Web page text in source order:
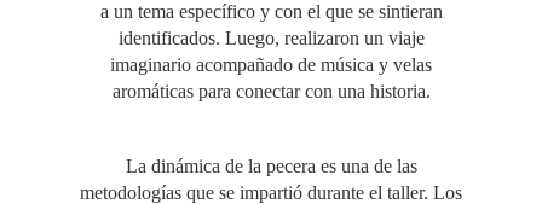
a un tema específico y con el que se sintieran
identificados. Luego, realizaron un viaje
imaginario acompañado de música y velas
aromáticas para conectar con una historia.
La dinámica de la pecera es una de las
metodologías que se impartió durante el taller. Los